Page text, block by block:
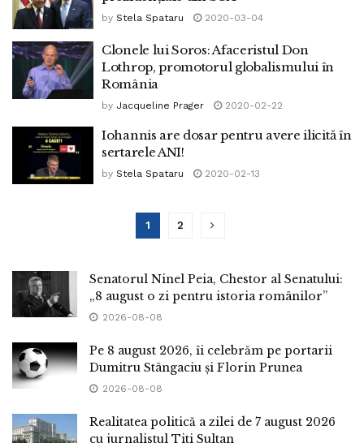
by Stela Spataru 2020-03-04
Clonele lui Soros: Afaceristul Don
Lothrop, promotorul globalismului în
România
by Jacqueline Prager 2020-02-22
Iohannis are dosar pentru avere ilicită în
sertarele ANI!
by Stela Spataru 2020-02-13
1 2
Senatorul Ninel Peia, Chestor al Senatului:
„8 august o zi pentru istoria românilor”
2026-08-08
Pe 8 august 2026, îi celebrăm pe portarii
Dumitru Stângaciu și Florin Prunea
2026-08-08
Realitatea politică a zilei de 7 august 2026
cu jurnalistul Titi Sultan